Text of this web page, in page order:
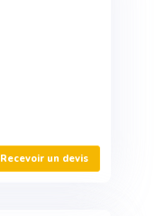
Recevoir un devis